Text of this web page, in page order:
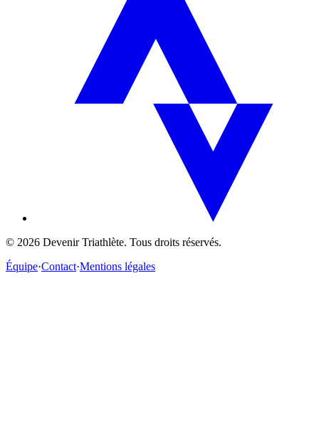
© 2026 Devenir Triathlète. Tous droits réservés.
Équipe·Contact·Mentions légales